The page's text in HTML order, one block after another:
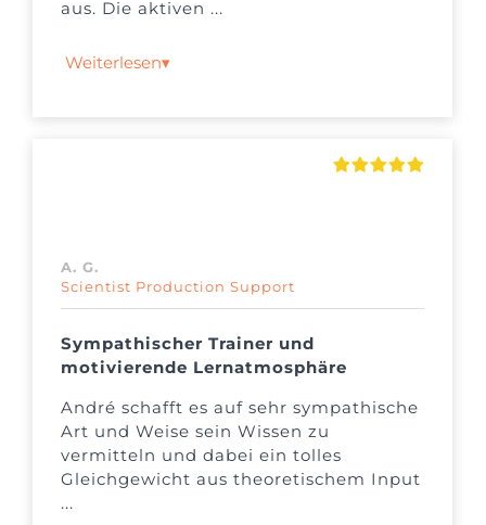
aus. Die aktiven ...
Weiterlesen▾
A. G.
Scientist Production Support
Sympathischer Trainer und
motivierende Lernatmosphäre
André schafft es auf sehr sympathische
Art und Weise sein Wissen zu
vermitteln und dabei ein tolles
Gleichgewicht aus theoretischem Input
...